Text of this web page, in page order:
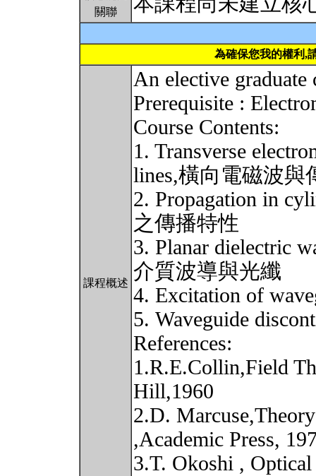
關聯
為確保您我的權利,
課程概述
An elective
Prerequisite :
Course Contents:
1. Transverse
lines,橫向電磁波與
2. Propagation in
之傳播特性
3. Planar dielectric
介質波導與光纖
4. Excitation of
5. Waveguide
References:
1.R.E.Collin,Field
Hill,1960
2.D.
,Academic Press,
3.T. Okoshi ,